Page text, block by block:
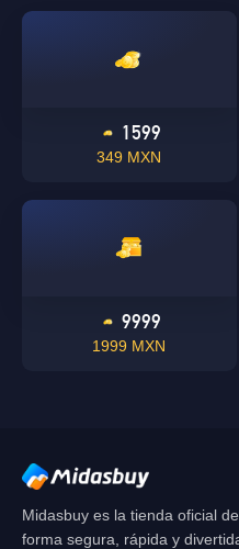
1599
349 MXN
9999
1999 MXN
Midasbuy es la tienda oficial
forma segura, rápida y